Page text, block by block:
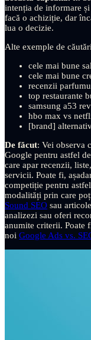
intenția de informare
facă o achiziție, dar
lua o decizie.
Alte exemple de
cele mai bune
cele mai bune
recenzii
top restaurante
samsung a53
hbo max vs
[brand]
De făcut: Vei observa
Google pentru astfel
care apar recenzii,
servicii. Poate fi,
competiție pentru
modalități prin care
Sound SEO sau
analizezi sau oferi
anumite criterii. Poate
noi Google Ads vs.